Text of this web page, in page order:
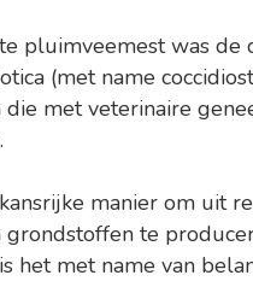
pluimveemest was de
(met name
met veterinaire
manier om uit
te
het met name van